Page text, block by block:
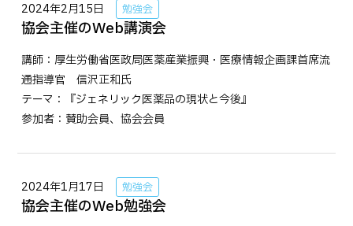
2024年2月15日 勉強会
協会主催のWeb講演会
講師：厚生労働省医政局医薬産業振興・医療情報企画課首席流
通指導官 信沢正和氏
テーマ：『ジェネリック医薬品の現状と今後』
参加者：賛助会員、協会会員
2024年1月17日 勉強会
協会主催のWeb勉強会